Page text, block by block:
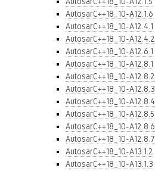
AutosarC++18_10-A12.1.6
AutosarC++18_10-A12.4.1
AutosarC++18_10-A12.4.2
AutosarC++18_10-A12.6.1
AutosarC++18_10-A12.8.1
AutosarC++18_10-A12.8.2
AutosarC++18_10-A12.8.3
AutosarC++18_10-A12.8.4
AutosarC++18_10-A12.8.5
AutosarC++18_10-A12.8.6
AutosarC++18_10-A12.8.7
AutosarC++18_10-A13.1.2
AutosarC++18_10-A13.1.3